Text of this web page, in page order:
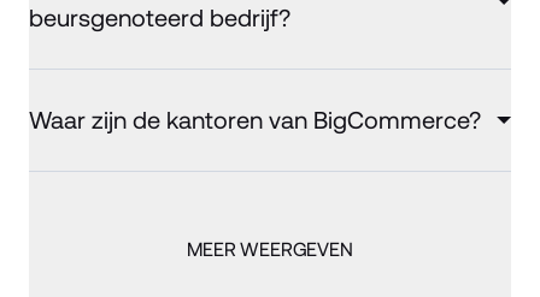
beursgenoteerd bedrijf?
Waar zijn de kantoren van BigCommerce?
MEER WEERGEVEN